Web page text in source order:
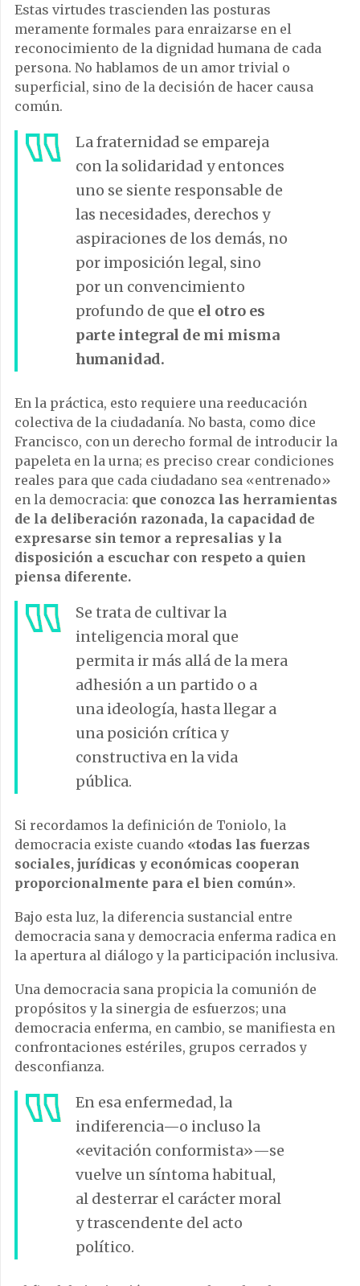
Estas virtudes trascienden las posturas
meramente formales para enraizarse en el
reconocimiento de la dignidad humana de cada
persona. No hablamos de un amor trivial o
superficial, sino de la decisión de hacer causa
común.
La fraternidad se empareja
con la solidaridad y entonces
uno se siente responsable de
las necesidades, derechos y
aspiraciones de los demás, no
por imposición legal, sino
por un convencimiento
profundo de que el otro es
parte integral de mi misma
humanidad.
En la práctica, esto requiere una reeducación
colectiva de la ciudadanía. No basta, como dice
Francisco, con un derecho formal de introducir la
papeleta en la urna; es preciso crear condiciones
reales para que cada ciudadano sea «entrenado»
en la democracia: que conozca las herramientas
de la deliberación razonada, la capacidad de
expresarse sin temor a represalias y la
disposición a escuchar con respeto a quien
piensa diferente.
Se trata de cultivar la
inteligencia moral que
permita ir más allá de la mera
adhesión a un partido o a
una ideología, hasta llegar a
una posición crítica y
constructiva en la vida
pública.
Si recordamos la definición de Toniolo, la
democracia existe cuando «todas las fuerzas
sociales, jurídicas y económicas cooperan
proporcionalmente para el bien común».
Bajo esta luz, la diferencia sustancial entre
democracia sana y democracia enferma radica en
la apertura al diálogo y la participación inclusiva.
Una democracia sana propicia la comunión de
propósitos y la sinergia de esfuerzos; una
democracia enferma, en cambio, se manifiesta en
confrontaciones estériles, grupos cerrados y
desconfianza.
En esa enfermedad, la
indiferencia—o incluso la
«evitación conformista»—se
vuelve un síntoma habitual,
al desterrar el carácter moral
y trascendente del acto
político.